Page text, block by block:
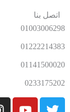
اتصل بنا
01003006298
01222214383
01141500020
0233175202